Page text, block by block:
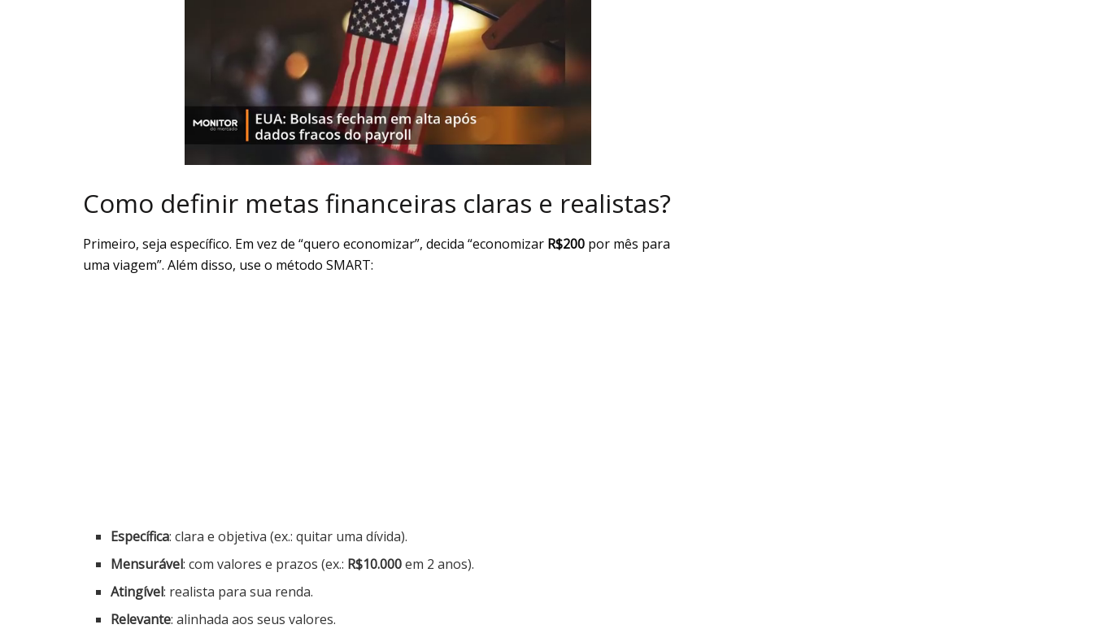
Como definir metas financeiras claras e realistas?
Primeiro, seja específico. Em vez de “quero economizar”, decida “economizar R$200 por mês para
uma viagem”. Além disso, use o método SMART:
Específica: clara e objetiva (ex.: quitar uma dívida).
Mensurável: com valores e prazos (ex.: R$10.000em 2 anos).
Atingível: realista para sua renda.
Relevante: alinhada aos seus valores.